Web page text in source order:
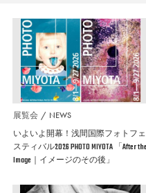
展覧会 NEWS
いよいよ開幕！浅間国際フォトフェ
スティバル2026 PHOTO MIYOTA 「After the
Image｜イメージのその後」